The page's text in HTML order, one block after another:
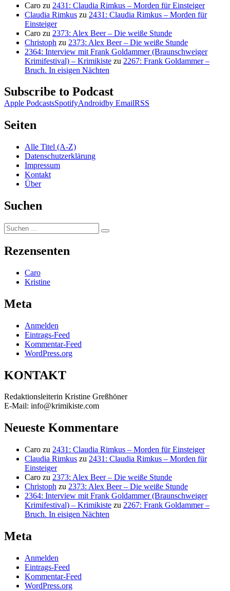
Caro zu 2431: Claudia Rimkus – Morden für Einsteiger
Claudia Rimkus zu 2431: Claudia Rimkus – Morden für
Einsteiger
Caro zu 2373: Alex Beer – Die weiße Stunde
Christoph zu 2373: Alex Beer – Die weiße Stunde
2364: Interview mit Frank Goldammer (Braunschweiger
Krimifestival) – Krimikiste zu 2267: Frank Goldammer –
Bruch. In eisigen Nächten
Subscribe to Podcast
Apple PodcastsSpotifyAndroidby EmailRSS
Seiten
Alle Titel (A-Z)
Datenschutzerklärung
Impressum
Kontakt
Über
Suchen
Suchen
nach:
Suchen
Rezensenten
Caro
Kristine
Meta
Anmelden
Eintrags-Feed
Kommentar-Feed
WordPress.org
KONTAKT
Redaktionsleiterin Kristine Greßhöner
E-Mail: info@krimikiste.com
Neueste Kommentare
Caro zu 2431: Claudia Rimkus – Morden für Einsteiger
Claudia Rimkus zu 2431: Claudia Rimkus – Morden für
Einsteiger
Caro zu 2373: Alex Beer – Die weiße Stunde
Christoph zu 2373: Alex Beer – Die weiße Stunde
2364: Interview mit Frank Goldammer (Braunschweiger
Krimifestival) – Krimikiste zu 2267: Frank Goldammer –
Bruch. In eisigen Nächten
Meta
Anmelden
Eintrags-Feed
Kommentar-Feed
WordPress.org